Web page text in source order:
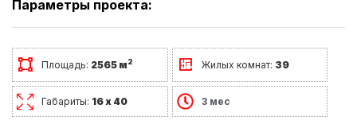
Параметры проекта:
Площадь: 2565 м2 Жилых комнат: 39
Габариты: 16 х 40 3 мес